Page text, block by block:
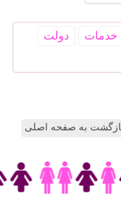
خدمات
دولت
به صفحه اصلی